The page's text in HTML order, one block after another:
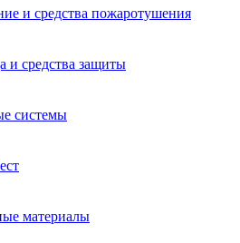
и средства пожаротушения
и средства защиты
системы
материалы